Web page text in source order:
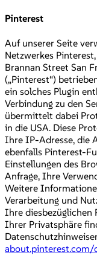
Pinterest
Auf unserer Seite
Netzwerkes
Brannan Street San
(„Pinterest“)
ein solches Plugin
Verbindung zu den
übermittelt dabei
in die USA. Diese
Ihre IP-Adresse, die
ebenfalls Pinterest-
Einstellungen des
Anfrage, Ihre
Weitere
Verarbeitung und
Ihre diesbezüglichen
Ihrer Privatsphäre